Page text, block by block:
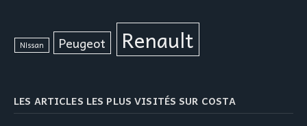
Nissan Peugeot Renault
LES ARTICLES LES PLUS VISITÉS SUR COSTA